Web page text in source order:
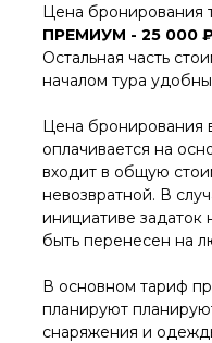
Цена бронирования
ПРЕМИУМ - 25 000
Остальная часть
началом тура
Цена бронирования
оплачивается на
входит в общую
невозвратной. В
инициативе задаток
быть перенесен на
В основном тариф
планируют
снаряжения и